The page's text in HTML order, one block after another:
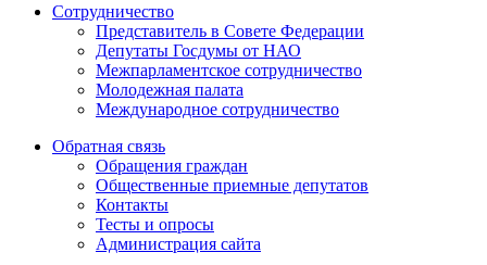
Сотрудничество
Представитель в Совете Федерации
Депутаты Госдумы от НАО
Межпарламентское сотрудничество
Молодежная палата
Международное сотрудничество
Обратная cвязь
Обращения граждан
Общественные приемные депутатов
Контакты
Тесты и опросы
Администрация сайта